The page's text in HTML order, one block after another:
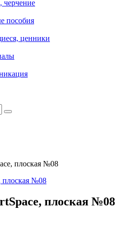
черчение
пособия
ценники
плоская №08
плоская №08